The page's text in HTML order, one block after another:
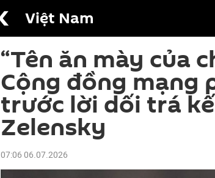
Việt Nam
“Tên ăn mày của
Cộng đồng mạng
trước lời dối trá
Zelensky
07:06 06.07.2026